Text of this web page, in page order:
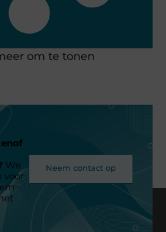
om te tonen
We
voor
Neem contact op